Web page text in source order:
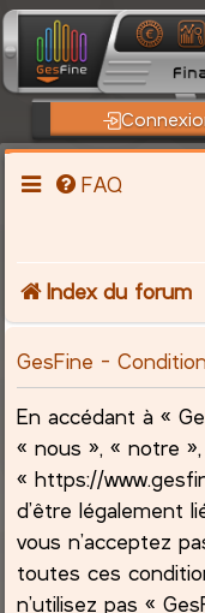
FAQ
Index du forum
GesFine -
En accédant à «
« nous », « notre
« https://
d’être légalement
vous n’acceptez
toutes ces
n’utilisez pas «